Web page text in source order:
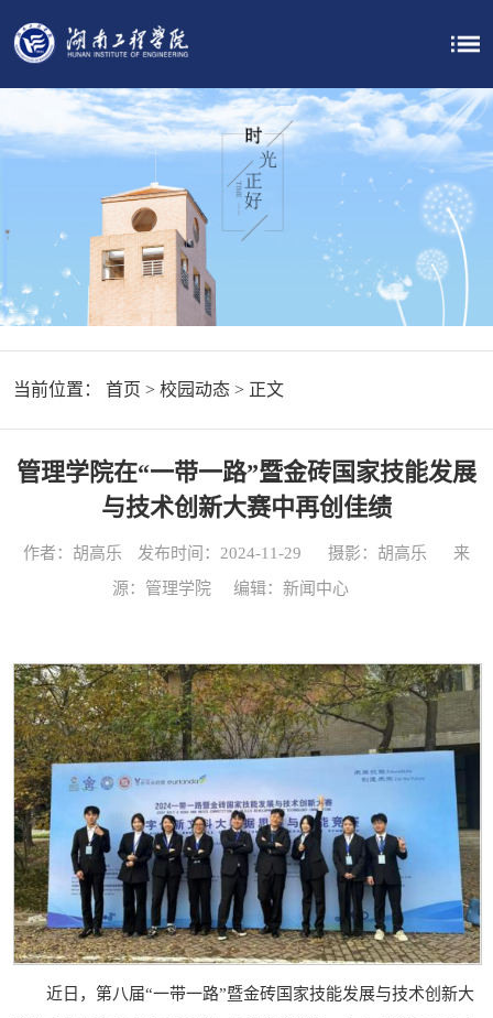
当前位置： 首页 > 校园动态 > 正文
管理学院在“一带一路”暨金砖国家技能发展
与技术创新大赛中再创佳绩
作者：胡高乐 发布时间：2024-11-29 摄影：胡高乐
来
源：管理学院​
编辑：新闻中心
近日，第八届“一带一路”暨金砖国家技能发展与技术创新大